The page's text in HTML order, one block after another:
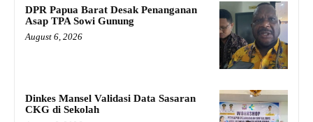
DPR Papua Barat Desak Penanganan
Asap TPA Sowi Gunung
August 6, 2026
Dinkes Mansel Validasi Data Sasaran
CKG di Sekolah